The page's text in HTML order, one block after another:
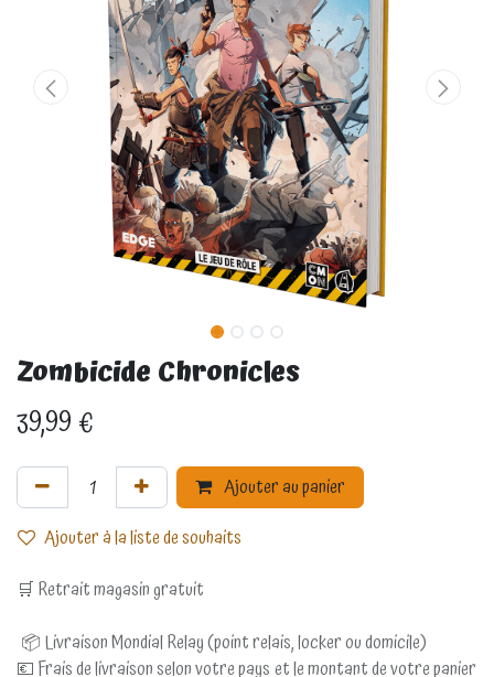
Zombicide Chronicles
39,99€
Ajouter au panier
Ajouter à la liste de souhaits
🛒 Retrait magasin gratuit
📦 Livraison Mondial Relay (point relais, locker ou domicile)
💶 Frais de livraison selon votre pays et le montant de votre panier